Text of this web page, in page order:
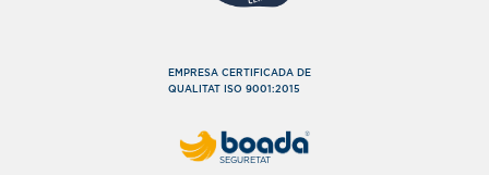
EMPRESA CERTIFICADA DE
QUALITAT ISO 9001:2015
SEGURETAT